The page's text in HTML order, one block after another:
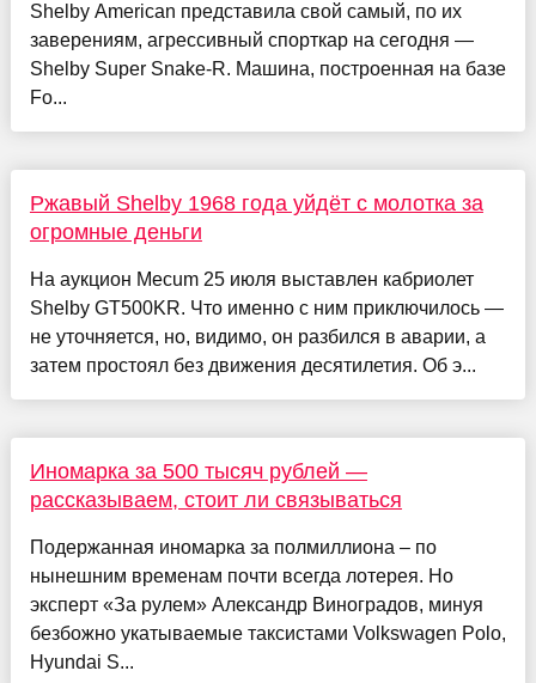
Shelby American представила свой самый, по их
заверениям, агрессивный спорткар на сегодня —
Shelby Super Snake-R. Машина, построенная на базе
Fo...
Ржавый Shelby 1968 года уйдёт с молотка за
огромные деньги
На аукцион Mecum 25 июля выставлен кабриолет
Shelby GT500KR. Что именно с ним приключилось —
не уточняется, но, видимо, он разбился в аварии, а
затем простоял без движения десятилетия. Об э...
Иномарка за 500 тысяч рублей —
рассказываем, стоит ли связываться
Подержанная иномарка за полмиллиона – по
нынешним временам почти всегда лотерея. Но
эксперт «За рулем» Александр Виноградов, минуя
безбожно укатываемые таксистами Volkswagen Polo,
Hyundai S...